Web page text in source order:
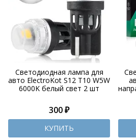
Светодиодная лампа для
авто ElectroKot S12 T10 W5W
6000K белый свет 2 шт
300 ₽
КУПИТЬ